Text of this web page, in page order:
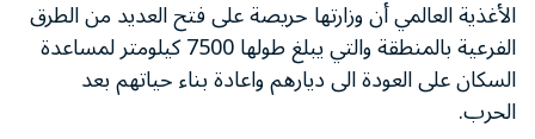
الأغذية العالمي أن وزارتها حريصة على فتح العديد من الطرق
الفرعية بالمنطقة والتي يبلغ طولها 7500 كيلومتر لمساعدة
السكان على العودة الى ديارهم واعادة بناء حياتهم بعد
الحرب.